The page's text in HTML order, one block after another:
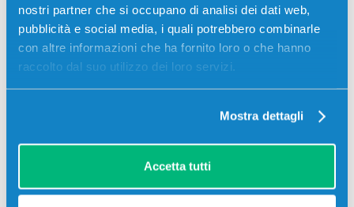
nostri partner che si occupano di analisi dei dati web,
pubblicità e social media, i quali potrebbero combinarle
con altre informazioni che ha fornito loro o che hanno
raccolto dal suo utilizzo dei loro servizi.
Mostra dettagli
Accetta tutti
Toner compatibile Canon 9452B001